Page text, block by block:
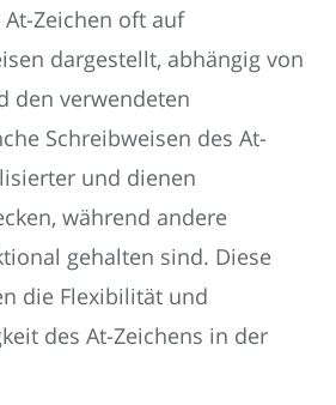
Zeichen oft auf
dargestellt, abhängig von
den verwendeten
Schreibweisen des At-
und dienen
während andere
gehalten sind. Diese
die Flexibilität und
des At-Zeichens in der